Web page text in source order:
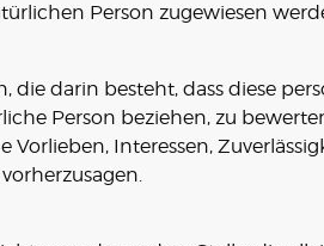
Person zugewiesen
die darin besteht, dass diese
Person beziehen, zu
Interessen,